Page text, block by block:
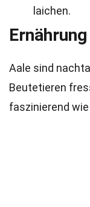
laichen.
Aale sind
Beutetieren
faszinierend